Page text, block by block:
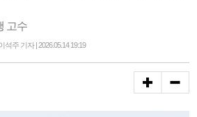
고수
석주 기자 | 2026.05.14 19:19